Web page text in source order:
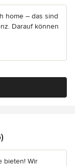
home – das sind
Darauf können
bieten! Wir